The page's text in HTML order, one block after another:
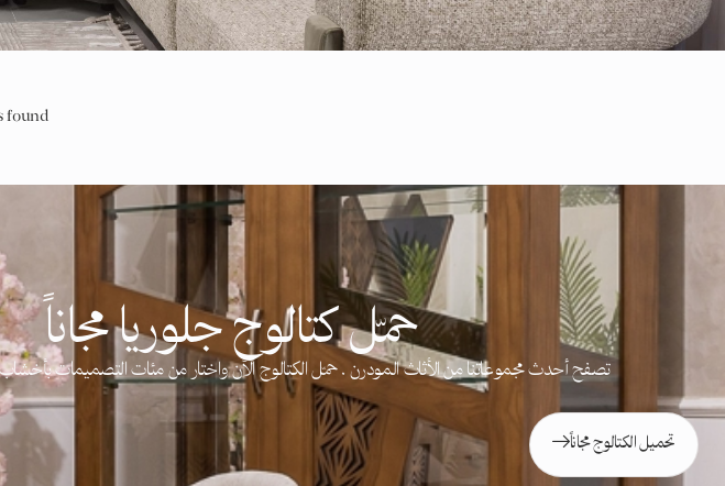
found
حمّل كتالوج جلوريا مجاناً
تصفح أحدث مجموعاتنا من الأثاث المودرن . حمّل الكتالوج الآن واختار من مئات التصميمات
تحميل الكتالوج مجاناً